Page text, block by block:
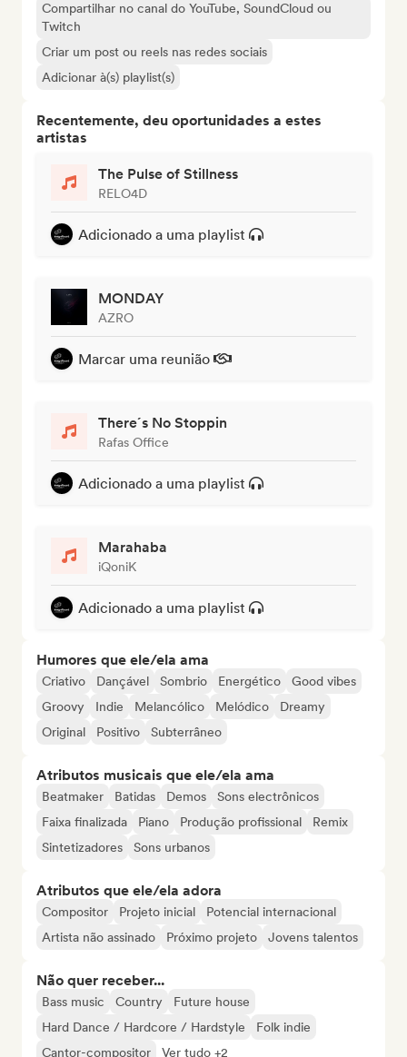
Compartilhar no canal do YouTube, SoundCloud ou
Twitch
Criar um post ou reels nas redes sociais
Adicionar à(s) playlist(s)
Recentemente, deu oportunidades a estes
artistas
The Pulse of Stillness
RELO4D
Adicionado a uma playlist
MONDAY
AZRO
Marcar uma reunião
There´s No Stoppin
Rafas Office
Adicionado a uma playlist
Marahaba
iQoniK
Adicionado a uma playlist
Humores que ele/ela ama
Criativo Dançável Sombrio Energético
Good vibes
Groovy
Indie Melancólico Melódico
Dreamy
Original
Positivo Subterrâneo
Atributos musicais que ele/ela ama
Beatmaker Batidas Demos
Sons electrônicos
Faixa finalizada
Piano Produção profissional
Remix
Sintetizadores
Sons urbanos
Atributos que ele/ela adora
Compositor Projeto inicial
Potencial internacional
Artista não assinado
Próximo projeto Jovens talentos
Não quer receber...
Bass music Country
Future house
Hard Dance / Hardcore / Hardstyle
Folk indie
Cantor-compositor
Ver tudo +2